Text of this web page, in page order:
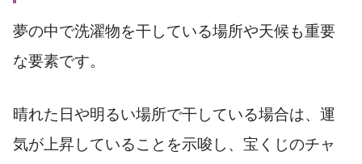
夢の中で洗濯物を干している場所や天候も重要
な要素です。
晴れた日や明るい場所で干している場合は、運
気が上昇していることを示唆し、宝くじのチャ